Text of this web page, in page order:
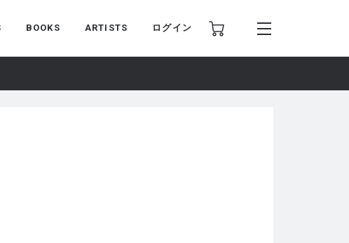
BOOKS ARTISTS ログイン